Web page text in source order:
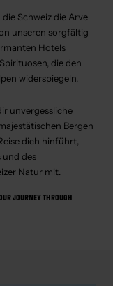
Schweiz die Arve
unseren sorgfältig
Hotels
die den
widerspiegeln.
unvergessliche
Bergen
dich hinführt,
und des
Natur mit.
JOURNEY THROUGH